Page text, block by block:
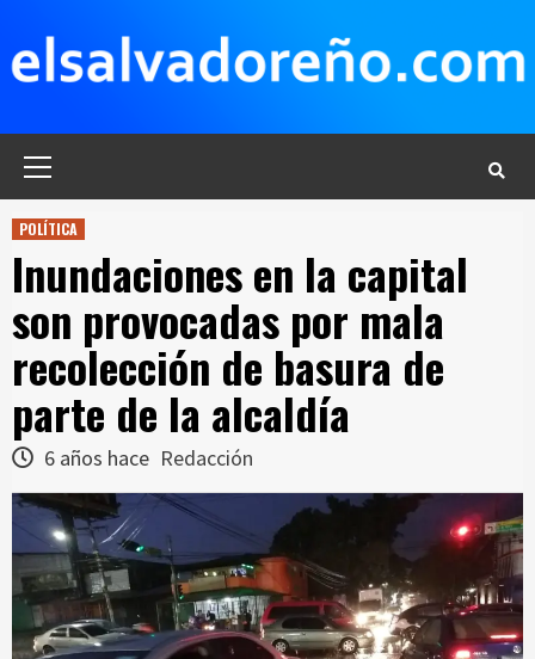
contenido
POLÍTICA
Inundaciones en la capital
son provocadas por mala
recolección de basura de
parte de la alcaldía
6 años hace Redacción